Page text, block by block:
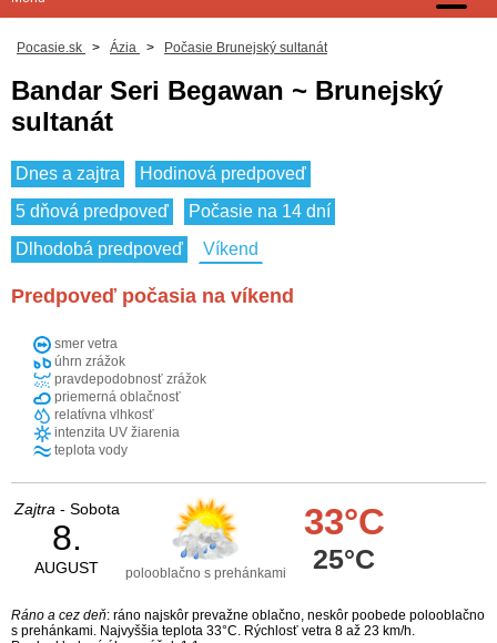
Pocasie.sk > Ázia > Počasie Brunejský sultanát
Bandar Seri Begawan ~ Brunejský
sultanát
Dnes a zajtra
Hodinová predpoveď
5 dňová predpoveď
Počasie na 14 dní
Dlhodobá predpoveď
Víkend
Predpoveď počasia na víkend
smer vetra
úhrn zrážok
pravdepodobnosť zrážok
priemerná oblačnosť
relatívna vlhkosť
intenzita UV žiarenia
teplota vody
Zajtra - Sobota
8.
AUGUST polooblačno s prehánkami
33°C
25°C
Ráno a cez deň: ráno najskôr prevažne oblačno, neskôr poobede polooblačno
s prehánkami. Najvyššia teplota 33°C. Rýchlosť vetra 8 až 23 km/h.